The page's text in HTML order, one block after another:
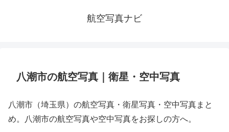
航空写真ナビ
八潮市の航空写真｜衛星・空中写真
八潮市（埼玉県）の航空写真・衛星写真・空中写真まと
め。八潮市の航空写真や空中写真をお探しの方へ。